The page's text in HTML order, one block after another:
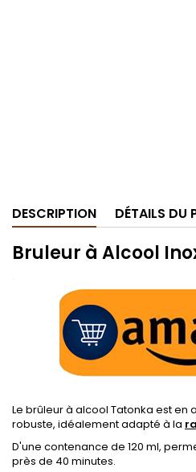
DESCRIPTION DÉTAILS DU
Bruleur à Alcool
.
Le brûleur à alcool Tatonka est
robuste, idéalement adapté à la
D'une contenance de 120 ml,
près de 40 minutes.